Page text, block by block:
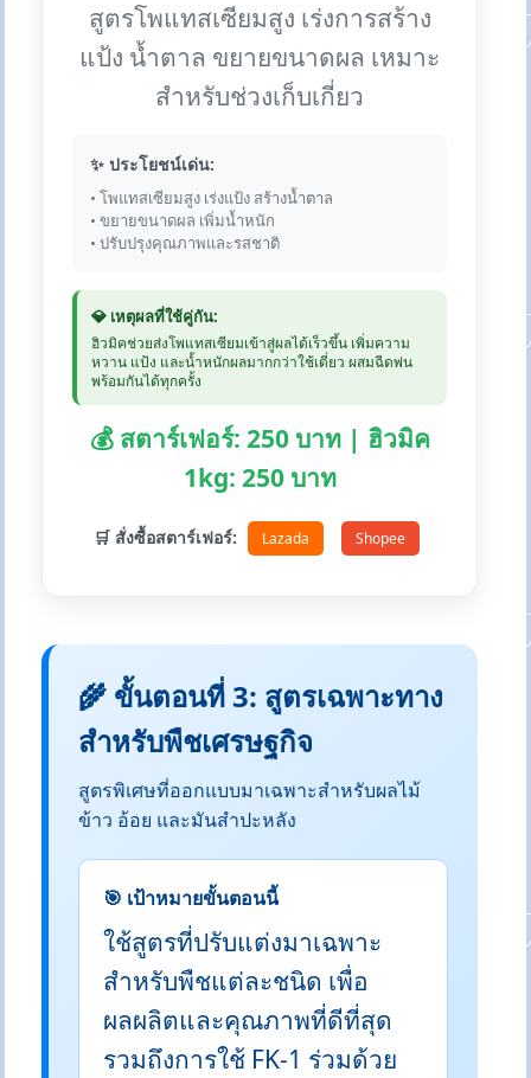
สูตรโพแทสเซียมสูง เร่งการสร้าง
แป้ง น้ำตาล ขยายขนาดผล เหมาะ
สำหรับช่วงเก็บเกี่ยว
✨ ประโยชน์เด่น:
• โพแทสเซียมสูง เร่งแป้ง สร้างน้ำตาล
• ขยายขนาดผล เพิ่มน้ำหนัก
• ปรับปรุงคุณภาพและรสชาติ
💎 เหตุผลที่ใช้คู่กัน:
ฮิวมิคช่วยส่งโพแทสเซียมเข้าสู่ผลได้เร็วขึ้น เพิ่มความ
หวาน แป้ง และน้ำหนักผลมากกว่าใช้เดี่ยว ผสมฉีดพ่น
พร้อมกันได้ทุกครั้ง
💰 สตาร์เฟอร์: 250 บาท | ฮิวมิค
1kg: 250 บาท
🛒 สั่งซื้อสตาร์เฟอร์: Lazada Shopee
🌾 ขั้นตอนที่ 3: สูตรเฉพาะทาง
สำหรับพืชเศรษฐกิจ
สูตรพิเศษที่ออกแบบมาเฉพาะสำหรับผลไม้
ข้าว อ้อย และมันสำปะหลัง
🎯 เป้าหมายขั้นตอนนี้
ใช้สูตรที่ปรับแต่งมาเฉพาะ
สำหรับพืชแต่ละชนิด เพื่อ
ผลผลิตและคุณภาพที่ดีที่สุด
รวมถึงการใช้ FK-1 ร่วมด้วย